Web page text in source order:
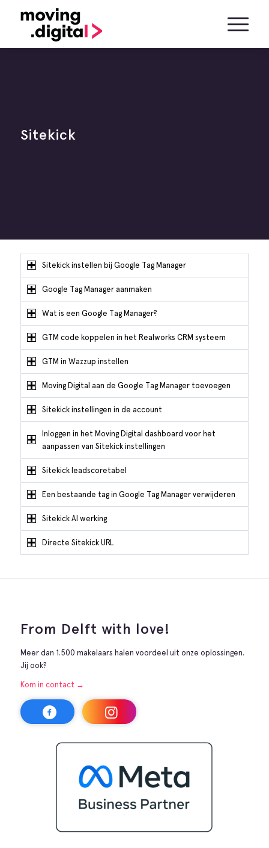
Sitekick
Sitekick instellen bij Google Tag Manager
Google Tag Manager aanmaken
Wat is een Google Tag Manager?
GTM code koppelen in het Realworks CRM systeem
GTM in Wazzup instellen
Moving Digital aan de Google Tag Manager toevoegen
Sitekick instellingen in de account
Inloggen in het Moving Digital dashboard voor het
aanpassen van Sitekick instellingen
Sitekick leadscoretabel
Een bestaande tag in Google Tag Manager verwijderen
Sitekick AI werking
Directe Sitekick URL
From Delft with love!
Meer dan 1.500 makelaars halen voordeel uit onze oplossingen.
Jij ook?
Kom in contact →